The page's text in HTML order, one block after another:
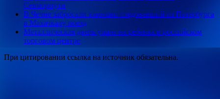
Севморпути
В Чечне забросали камнями следовавший из Петербурга
в Махачкалу поезд
Металлическая дверь упала на ребенка в российском
торговом центре
При цитировании ссылка на источник обязательна.